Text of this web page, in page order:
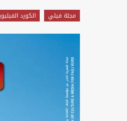
مجلة فيلي الكورد